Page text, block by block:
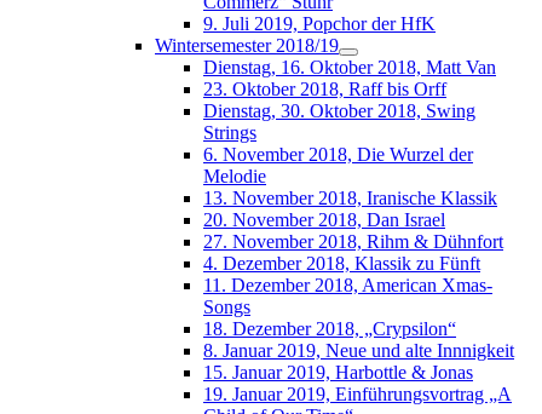
9. Juli 2019, Popchor der HfK
Wintersemester 2018/19
Dienstag, 16. Oktober 2018, Matt Van
23. Oktober 2018, Raff bis Orff
Dienstag, 30. Oktober 2018, Swing
Strings
6. November 2018, Die Wurzel der
Melodie
13. November 2018, Iranische Klassik
20. November 2018, Dan Israel
27. November 2018, Rihm & Dühnfort
4. Dezember 2018, Klassik zu Fünft
11. Dezember 2018, American Xmas-
Songs
18. Dezember 2018, „Crypsilon“
8. Januar 2019, Neue und alte Innnigkeit
15. Januar 2019, Harbottle & Jonas
19. Januar 2019, Einführungsvortrag „A